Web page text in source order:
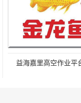
益海嘉里高空作业平台项